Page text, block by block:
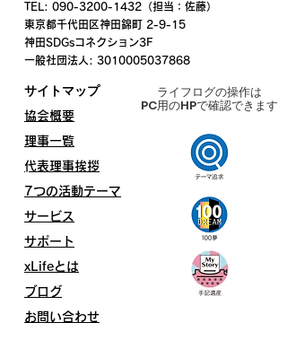
TEL: 090-3200-1432 （担当：佐藤）
東京都千代田区神田錦町 2-9-15
​神田SDGsコネクション3F
一般社団法人: 3010005037868
サイトマップ
協会概要
​​理事一覧
​​代表理事挨拶
7つの活動テーマ
サービス
サポート
xLifeとは
ブログ
お問い合わせ
ライフログの操作は
PC用のHPで確認できます